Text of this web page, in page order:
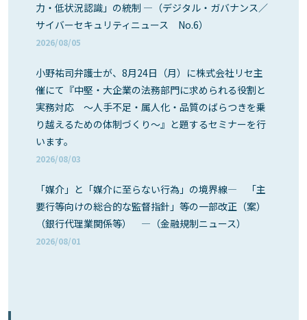
力・低状況認識」の統制 ―（デジタル・ガバナンス／
サイバーセキュリティニュース No.6）
2026/08/05
小野祐司弁護士が、8月24日（月）に株式会社リセ主
催にて『中堅・大企業の法務部門に求められる役割と
実務対応 ～人手不足・属人化・品質のばらつきを乗
り越えるための体制づくり～』と題するセミナーを行
います。
2026/08/03
「媒介」と「媒介に至らない行為」の境界線― 「主
要行等向けの総合的な監督指針」等の一部改正（案）
（銀行代理業関係等） ―（金融規制ニュース）
2026/08/01